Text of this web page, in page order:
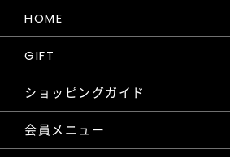
HOME
GIFT
ショッピングガイド
会員メニュー